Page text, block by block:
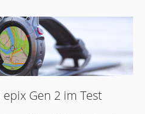
Gen 2 im Test